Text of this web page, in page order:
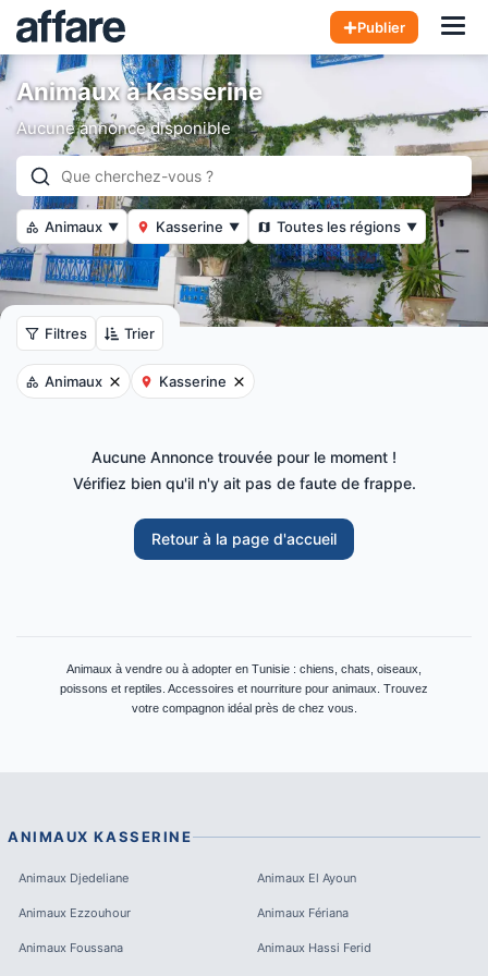
Publier
Animaux à Kasserine
Aucune annonce disponible
Animaux ▼ Kasserine ▼ Toutes les régions ▼
Filtres Trier
Animaux Kasserine
Aucune Annonce trouvée pour le moment !
Vérifiez bien qu'il n'y ait pas de faute de frappe.
Retour à la page d'accueil
Animaux à vendre ou à adopter en Tunisie : chiens, chats, oiseaux,
poissons et reptiles. Accessoires et nourriture pour animaux. Trouvez
votre compagnon idéal près de chez vous.
ANIMAUX KASSERINE
Animaux Djedeliane Animaux El Ayoun
Animaux Ezzouhour Animaux Fériana
Animaux Foussana Animaux Hassi Ferid